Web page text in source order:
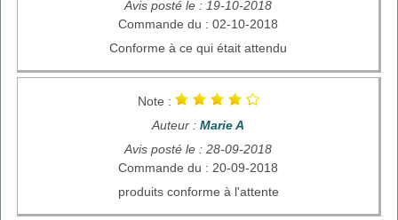
Avis posté le : 19-10-2018
Commande du : 02-10-2018
Conforme à ce qui était attendu
Note :
Auteur : Marie A
Avis posté le : 28-09-2018
Commande du : 20-09-2018
produits conforme à l'attente